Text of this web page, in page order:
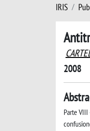
IRIS
2008
Parte